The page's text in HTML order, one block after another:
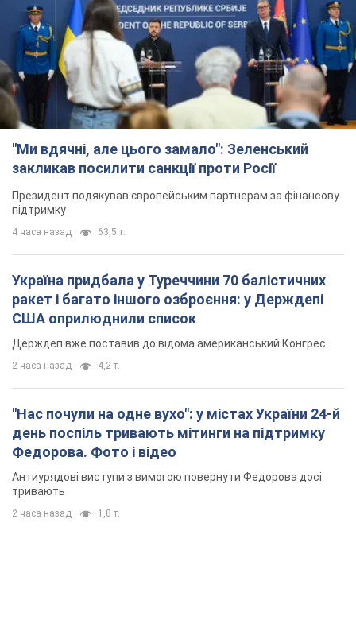
"Ми вдячні, але цього замало": Зеленський
закликав посилити санкції проти Росії
Президент подякував європейським партнерам за фінансову
підтримку
4 часа назад 63,5 т.
Україна придбала у Туреччини 70 балістичних
ракет і багато іншого озброєння: у Держдепі
США оприлюднили список
Держдеп вже поставив до відома американський Конгрес
2 часа назад 4,2 т.
"Нас почули на одне вухо": у містах України 24-й
день поспіль тривають мітинги на підтримку
Федорова. Фото і відео
Антиурядові виступи з вимогою повернути Федорова досі
тривають
2 часа назад 1,8 т.